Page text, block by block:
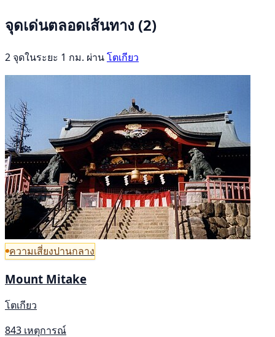
จุดเด่นตลอดเส้นทาง (2)
2 จุดในระยะ 1 กม. ผ่านโตเกียว
ความเสี่ยงปานกลาง
Mount Mitake
โตเกียว
843 เหตุการณ์